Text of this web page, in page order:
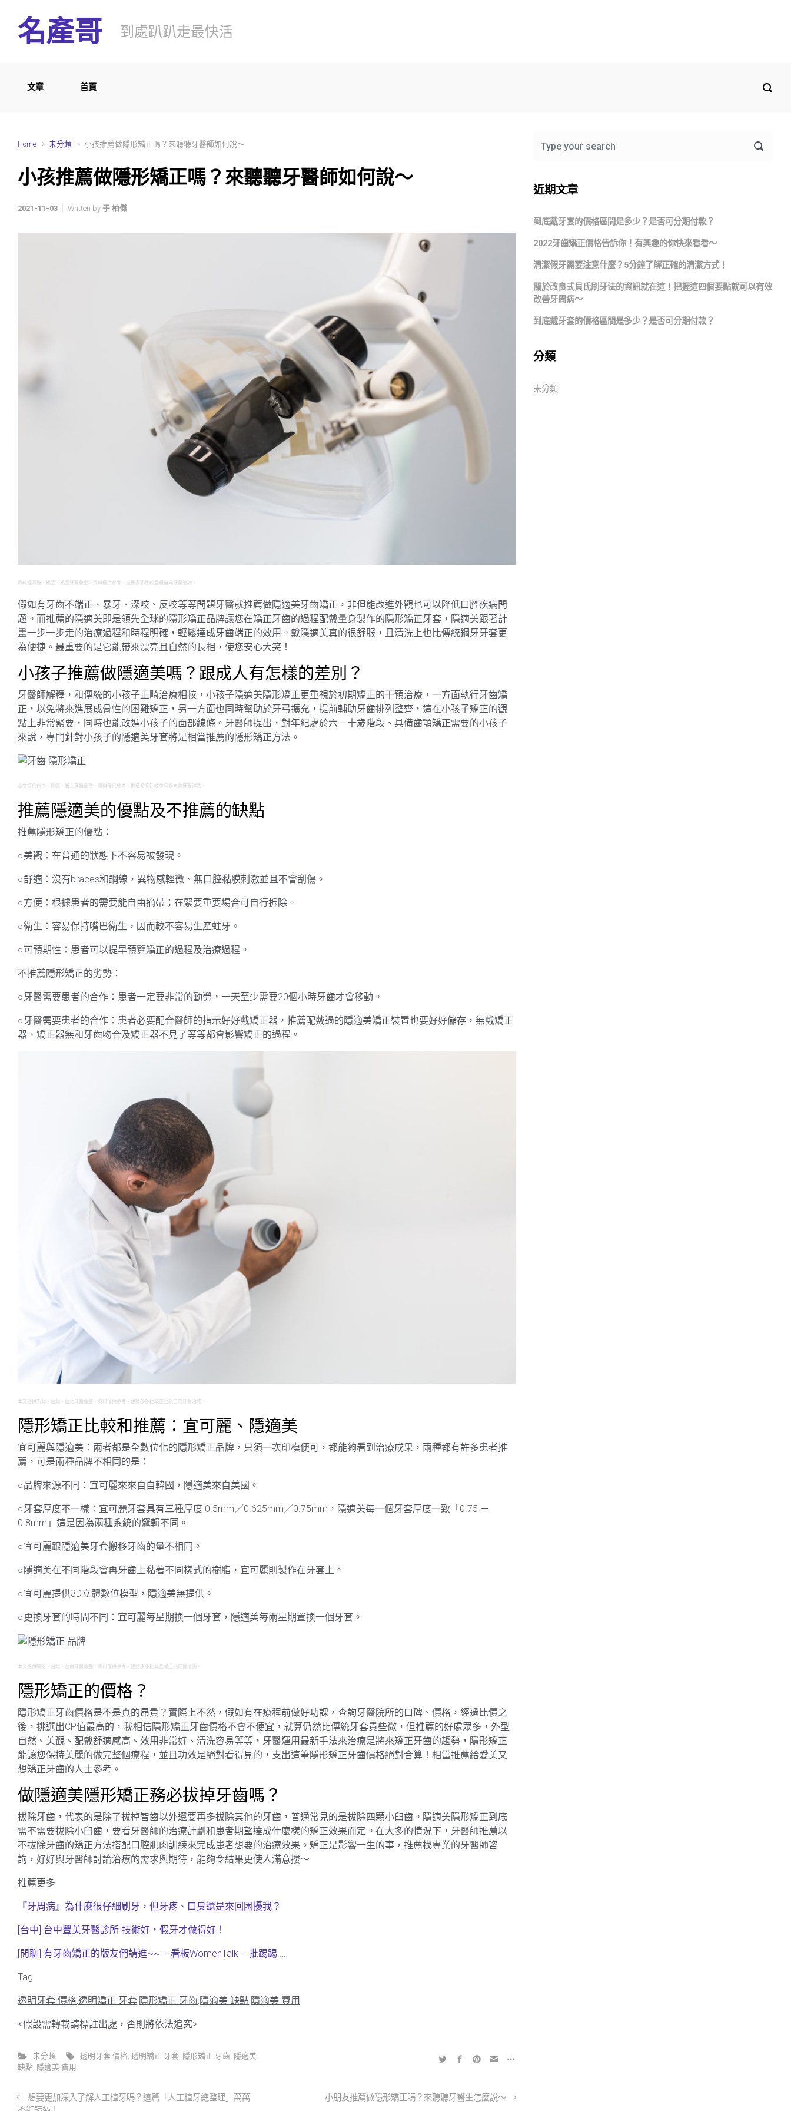
Skip to main content
名產哥 到處趴趴走最快活
文章 首頁
Home 未分類 小孩推薦做隱形矯正嗎？來聽聽牙醫師如何說～
小孩推薦做隱形矯正嗎？來聽聽牙醫師如何說～
2021-11-03 Written by 于 柏傑
資料經高雄、桃園、桃園牙醫彙整，資料僅供參考，推薦多多比較且親自向牙醫洽詢。
假如有牙齒不端正、暴牙、深咬、反咬等等問題牙醫就推薦做隱適美牙齒矯正，非但能改進外觀也可以降低口腔疾病問
題。而推薦的隱適美即是領先全球的隱形矯正品牌讓您在矯正牙齒的過程配戴量身製作的隱形矯正牙套，隱適美跟著計
畫一步一步走的治療過程和時程明確，輕鬆達成牙齒端正的效用。戴隱適美真的很舒服，且清洗上也比傳統鋼牙牙套更
為便捷。最重要的是它能帶來漂亮且自然的長相，使您安心大笑！
小孩子推薦做隱適美嗎？跟成人有怎樣的差別？
牙醫師解釋，和傳統的小孩子正畸治療相較，小孩子隱適美隱形矯正更重視於初期矯正的干預治療，一方面執行牙齒矯
正，以免將來進展成骨性的困難矯正，另一方面也同時幫助於牙弓擴充，提前輔助牙齒排列整齊，這在小孩子矯正的觀
點上非常緊要，同時也能改進小孩子的面部線條。牙醫師提出，對年紀處於六－十歲階段、具備齒顎矯正需要的小孩子
來說，專門針對小孩子的隱適美牙套將是相當推薦的隱形矯正方法。
本文提供台中、桃園、新北牙醫彙整，資料僅供參考，推薦多多比較並且親自向牙醫咨詢。
推薦隱適美的優點及不推薦的缺點
推薦隱形矯正的優點：
○美觀：在普通的狀態下不容易被發現。
○舒適：沒有braces和鋼線，異物感輕微、無口腔黏膜刺激並且不會刮傷。
○方便：根據患者的需要能自由摘帶；在緊要重要場合可自行拆除。
○衛生：容易保持嘴巴衛生，因而較不容易生產蛀牙。
○可預期性：患者可以提早預覽矯正的過程及治療過程。
不推薦隱形矯正的劣勢：
○牙醫需要患者的合作：患者一定要非常的勤勞，一天至少需要20個小時牙齒才會移動。
○牙醫需要患者的合作：患者必要配合醫師的指示好好戴矯正器，推薦配戴過的隱適美矯正裝置也要好好儲存，無戴矯正
器、矯正器無和牙齒吻合及矯正器不見了等等都會影響矯正的過程。
本文提供新北、台北、台北牙醫彙整，資料僅供參考，建議多多比較並且親自向牙醫洽詢。
隱形矯正比較和推薦：宜可麗、隱適美
宜可麗與隱適美：兩者都是全數位化的隱形矯正品牌，只須一次印模便可，都能夠看到治療成果，兩種都有許多患者推
薦，可是兩種品牌不相同的是：
○品牌來源不同：宜可麗來來自自韓國，隱適美來自美國。
○牙套厚度不一樣：宜可麗牙套具有三種厚度 0.5mm／0.625mm／0.75mm，隱適美每一個牙套厚度一致「0.75 －
0.8mm」這是因為兩種系統的邏輯不同。
○宜可麗跟隱適美牙套搬移牙齒的量不相同。
○隱適美在不同階段會再牙齒上黏著不同樣式的樹脂，宜可麗則製作在牙套上。
○宜可麗提供3D立體數位模型，隱適美無提供。
○更換牙套的時間不同：宜可麗每星期換一個牙套，隱適美每兩星期置換一個牙套。
本文提供高雄、台北、台南牙醫彙整，資料僅供參考，建議多多比較且親自向牙醫洽詢。
隱形矯正的價格？
隱形矯正牙齒價格是不是真的昂貴？實際上不然，假如有在療程前做好功課，查詢牙醫院所的口碑、價格，經過比價之
後，挑選出CP值最高的，我相信隱形矯正牙齒價格不會不便宜，就算仍然比傳統牙套貴些微，但推薦的好處眾多，外型
自然、美觀、配戴舒適感高、效用非常好、清洗容易等等，牙醫運用最新手法來治療是將來矯正牙齒的趨勢，隱形矯正
能讓您保持美麗的做完整個療程，並且功效是絕對看得見的，支出這筆隱形矯正牙齒價格絕對合算！相當推薦給愛美又
想矯正牙齒的人士參考。
做隱適美隱形矯正務必拔掉牙齒嗎？
拔除牙齒，代表的是除了拔掉智齒以外還要再多拔除其他的牙齒，普通常見的是拔除四顆小臼齒。隱適美隱形矯正到底
需不需要拔除小臼齒，要看牙醫師的治療計劃和患者期望達成什麼樣的矯正效果而定。在大多的情況下，牙醫師推薦以
不拔除牙齒的矯正方法搭配口腔肌肉訓練來完成患者想要的治療效果。矯正是影響一生的事，推薦找專業的牙醫師咨
詢，好好與牙醫師討論治療的需求與期待，能夠令結果更使人滿意摟～
推薦更多
『牙周病』為什麼很仔細刷牙，但牙疼、口臭還是來回困擾我？
[台中] 台中豐美牙醫診所-技術好，假牙才做得好！
[閒聊] 有牙齒矯正的版友們請進~~ – 看板WomenTalk – 批踢踢 …
Tag
透明牙套 價格,透明矯正 牙套,隱形矯正 牙齒,隱適美 缺點,隱適美 費用
<假設需轉載請標註出處，否則將依法追究>
未分類 透明牙套 價格 ,透明矯正 牙套 隱形矯正 牙齒 隱適美
缺點 隱適美 費用
想要更加深入了解人工植牙嗎？這篇「人工植牙總整理」萬萬
小朋友推薦做隱形矯正嗎？來聽聽牙醫生怎麼說～
近期文章
到底戴牙套的價格區間是多少？是否可分期付款？
2022牙齒矯正價格告訴你！有興趣的你快來看看～
清潔假牙需要注意什麼？5分鐘了解正確的清潔方式！
關於改良式貝氏刷牙法的資訊就在這！把握這四個要點就可以有效
改善牙周病～
到底戴牙套的價格區間是多少？是否可分期付款？
分類
未分類